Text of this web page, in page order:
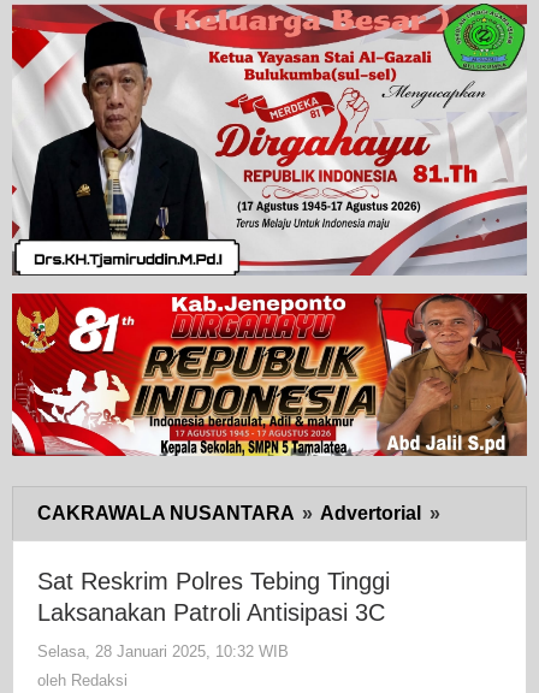
CAKRAWALA NUSANTARA » Advertorial »
Reskrim
Sat Reskrim Polres Tebing Tinggi
Laksanakan Patroli Antisipasi 3C
Selasa, 28 Januari 2025, 10:32 WIB
oleh Redaksi